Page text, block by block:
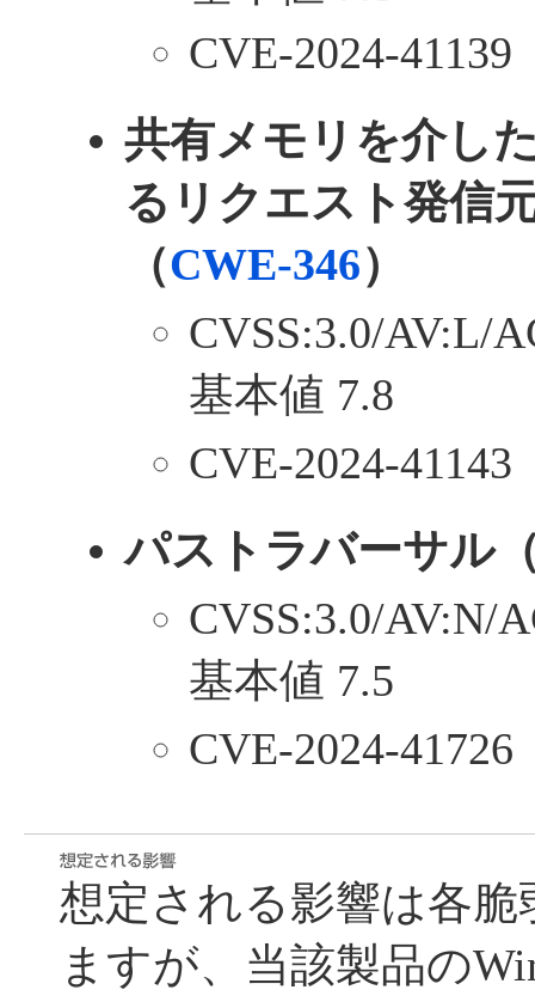
CVE-2024-41139
共有メモリを介し
るリクエスト発信
（CWE-346）
CVSS:3.0/AV:L/
基本値 7.8
CVE-2024-41143
パストラバーサル
CVSS:3.0/AV:N/
基本値 7.5
CVE-2024-41726
想定される影響は各
ますが、当該製品の